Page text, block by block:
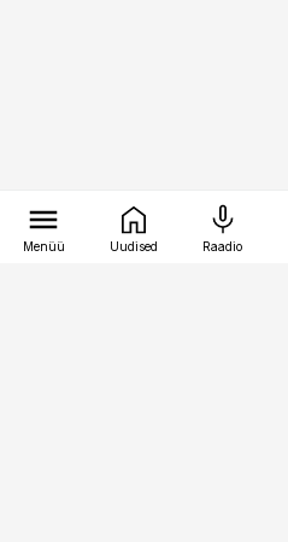
Menüü Uudised Raadio